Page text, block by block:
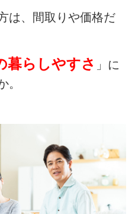
は、間取りや価格だ
暮らしやすさ 」に